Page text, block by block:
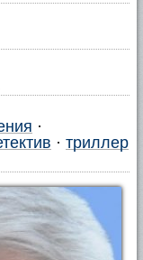
·
· триллер